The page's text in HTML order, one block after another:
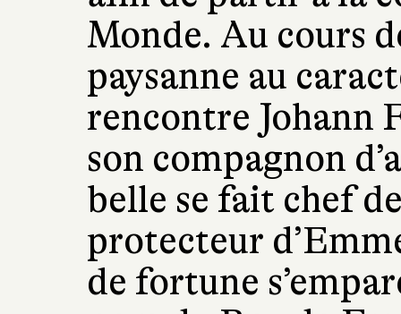
Monde. Au cours
paysanne au
rencontre Johann
son compagnon
belle se fait chef
protecteur
de fortune